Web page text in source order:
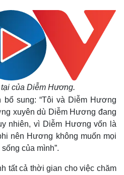
Thị trường
Giá vàng
Tiêu dùng
Tỷ giá
Chứng khoán
Giá cà phê
của Diễm Hương.
bổ sung: “Tôi và Diễm Hương
xuyên dù Diễm Hương đang
nhiên, vì Diễm Hương vốn là
nên Hương không muốn mọi
của mình”.
tất cả thời gian cho việc chăm